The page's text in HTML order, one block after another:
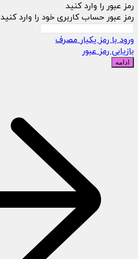
رمز عبور را وارد کنید
رمز عبور حساب کاربری خود را وارد کنید
ورود با رمز یکبار مصرف
بازیابی رمز عبور
ادامه